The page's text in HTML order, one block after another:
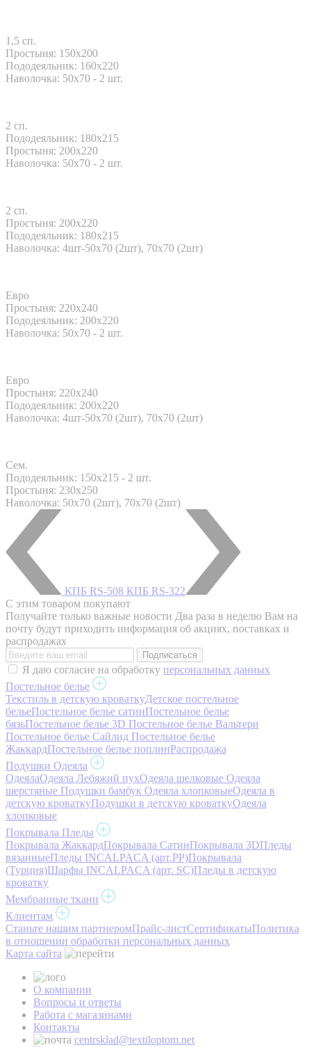
1,5 сп.
Простыня: 150x200
Пододеяльник: 160x220
Наволочка: 50x70 - 2 шт.
2 сп.
Пододеяльник: 180x215
Простыня: 200x220
Наволочка: 50x70 - 2 шт.
2 сп.
Простыня: 200x220
Пододеяльник: 180x215
Наволочка: 4шт-50х70 (2шт), 70х70 (2шт)
Евро
Простыня: 220x240
Пододеяльник: 200x220
Наволочка: 50x70 - 2 шт.
Евро
Простыня: 220x240
Пододеяльник: 200x220
Наволочка: 4шт-50х70 (2шт), 70х70 (2шт)
Сем.
Пододеяльник: 150x215 - 2 шт.
Простыня: 230x250
Наволочка: 50х70 (2шт), 70х70 (2шт)
КПБ RS-508 КПБ RS-322
С этим товаром покупают
Получайте только важные новости Два раза в неделю Вам на
почту будут приходить информация об акциях, поставках и
распродажах
Я даю согласие на обработку персональных данных
Постельное белье
Текстиль в детскую кроваткуДетское постельное
бельеПостельное белье сатинПостельное белье
бязьПостельное белье 3D Постельное белье Вальтери
Постельное белье Сайлид Постельное белье
ЖаккардПостельное белье поплинРаспродажа
Подушки Одеяла
ОдеялаОдеяла Лебяжий пухОдеяла шелковые Одеяла
шерстяные Подушки бамбук Одеяла хлопковыеОдеяла в
детскую кроваткуПодушки в детскую кроваткуОдеяла
хлопковые
Покрывала Пледы
Покрывала ЖаккардПокрывала СатинПокрывала 3DПледы
вязанныеПледы INCALPACA (арт.PP)Покрывала
(Турция)Шарфы INCALPACA (арт. SC)Пледы в детскую
кроватку
Мембранные ткани
Клиентам
Станьте нашим партнеромПрайс-листСертификатыПолитика
в отношении обработки персональных данных
Карта сайта
О компании
Вопросы и ответы
Работа с магазинами
Контакты
centrsklad@textiloptom.net